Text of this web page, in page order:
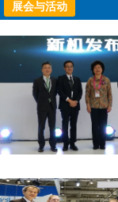
展会与活动